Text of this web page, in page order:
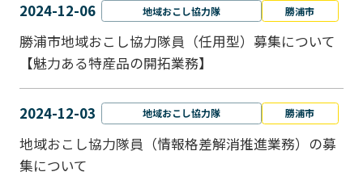
2024-12-06 地域おこし協力隊 勝浦市
勝浦市地域おこし協力隊員（任用型）募集について
【魅力ある特産品の開拓業務】
2024-12-03 地域おこし協力隊 勝浦市
地域おこし協力隊員（情報格差解消推進業務）の募
集について